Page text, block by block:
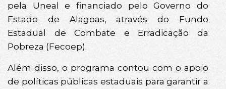
pela Uneal e financiado pelo Governo do
Estado de Alagoas, através do Fundo
Estadual de Combate e Erradicação da
Pobreza (Fecoep).
Além disso, o programa contou com o apoio
de políticas públicas estaduais para garantir a